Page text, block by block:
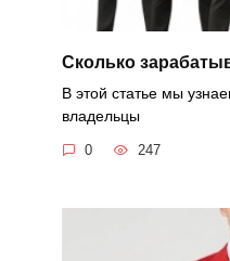
Cколько
В этой статье мы
владельцы
0 247